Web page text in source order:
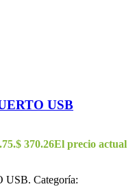
USB
$ 370.26El precio actual
Categoría: